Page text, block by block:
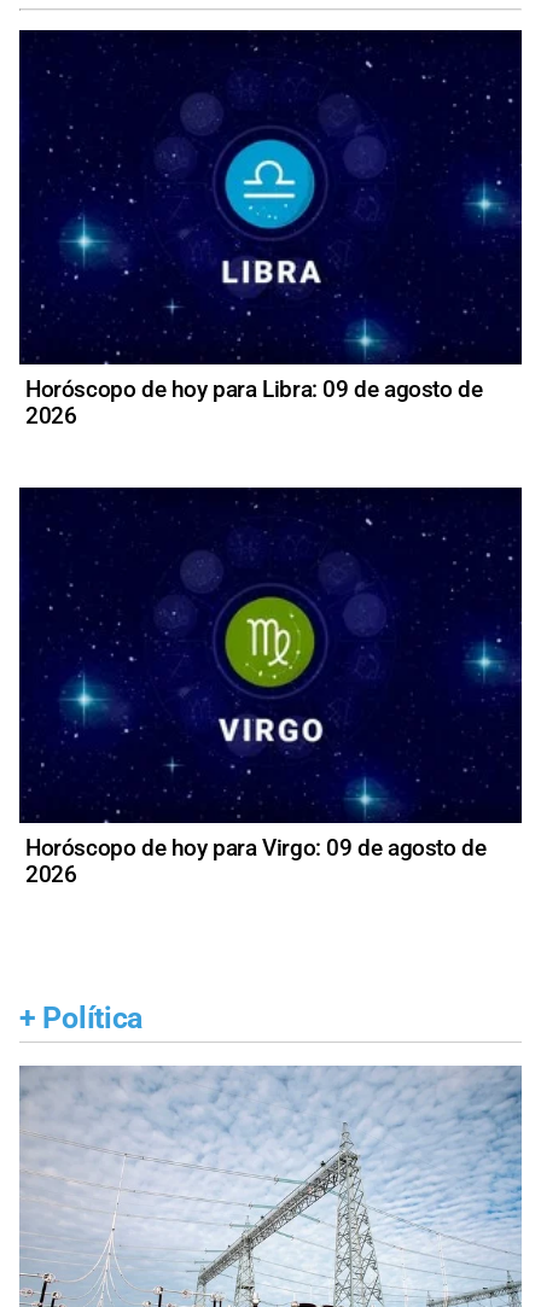
Horóscopo de hoy para Libra: 09 de agosto de
2026
Horóscopo de hoy para Virgo: 09 de agosto de
2026
+ Política